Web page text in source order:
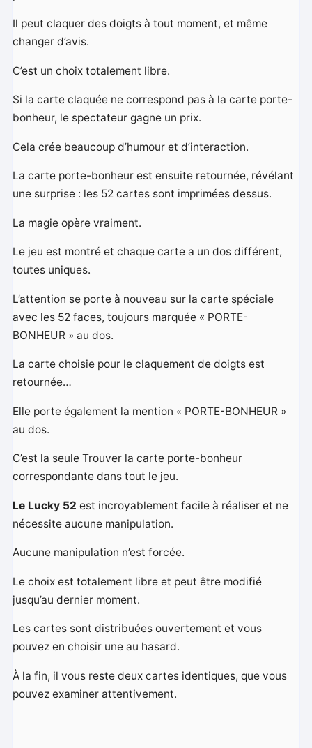
Il peut claquer des doigts à tout moment, et même
changer d’avis.
C’est un choix totalement libre.
Si la carte claquée ne correspond pas à la carte porte-
bonheur, le spectateur gagne un prix.
Cela crée beaucoup d’humour et d’interaction.
La carte porte-bonheur est ensuite retournée, révélant
une surprise : les 52 cartes sont imprimées dessus.
La magie opère vraiment.
Le jeu est montré et chaque carte a un dos différent,
toutes uniques.
L’attention se porte à nouveau sur la carte spéciale
avec les 52 faces, toujours marquée « PORTE-
BONHEUR » au dos.
La carte choisie pour le claquement de doigts est
retournée…
Elle porte également la mention « PORTE-BONHEUR »
au dos.
C’est la seule Trouver la carte porte-bonheur
correspondante dans tout le jeu.
Le Lucky 52 est incroyablement facile à réaliser et ne
nécessite aucune manipulation.
Aucune manipulation n’est forcée.
Le choix est totalement libre et peut être modifié
jusqu’au dernier moment.
Les cartes sont distribuées ouvertement et vous
pouvez en choisir une au hasard.
À la fin, il vous reste deux cartes identiques, que vous
pouvez examiner attentivement.